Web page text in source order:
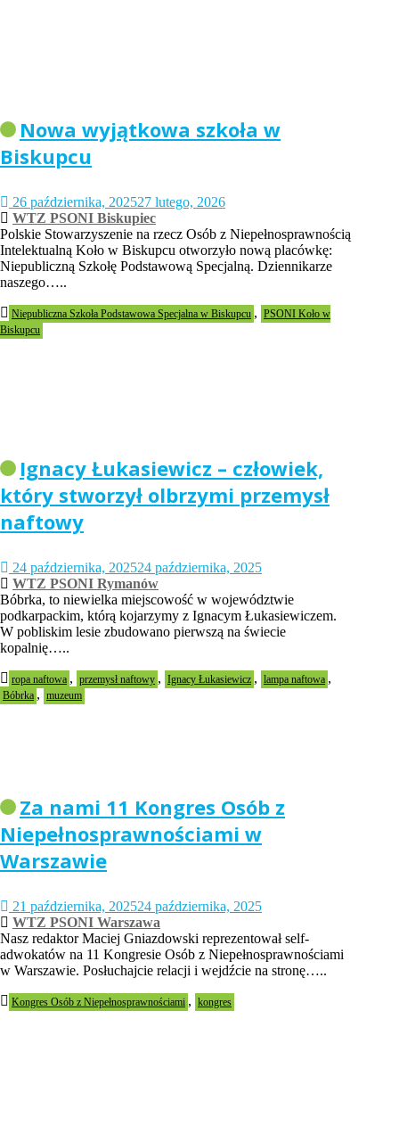
Nowa wyjątkowa szkoła w
Biskupcu
26 października, 202527 lutego, 2026
WTZ PSONI Biskupiec
Polskie Stowarzyszenie na rzecz Osób z Niepełnosprawnością
Intelektualną Koło w Biskupcu otworzyło nową placówkę:
Niepubliczną Szkołę Podstawową Specjalną. Dziennikarze
naszego…..
Niepubliczna Szkoła Podstawowa Specjalna w Biskupcu , PSONI Koło w
Biskupcu
Ignacy Łukasiewicz – człowiek,
który stworzył olbrzymi przemysł
naftowy
24 października, 202524 października, 2025
WTZ PSONI Rymanów
Bóbrka, to niewielka miejscowość w województwie
podkarpackim, którą kojarzymy z Ignacym Łukasiewiczem.
W pobliskim lesie zbudowano pierwszą na świecie
kopalnię…..
ropa naftowa , przemysł naftowy , Ignacy Łukasiewicz , lampa naftowa ,
Bóbrka , muzeum
Za nami 11 Kongres Osób z
Niepełnosprawnościami w
Warszawie
21 października, 202524 października, 2025
WTZ PSONI Warszawa
Nasz redaktor Maciej Gniazdowski reprezentował self-
adwokatów na 11 Kongresie Osób z Niepełnosprawnościami
w Warszawie. Posłuchajcie relacji i wejdźcie na stronę…..
Kongres Osób z Niepełnosprawnościami , kongres